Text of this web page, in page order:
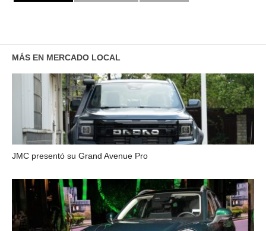
MÁS EN MERCADO LOCAL
JMC presentó su Grand Avenue Pro